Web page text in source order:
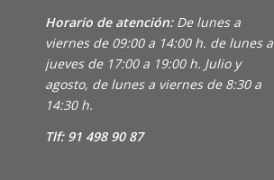
Horario de atención: De lunes a
viernes de 09:00 a 14:00 h. de lunes a
jueves de 17:00 a 19:00 h. Julio y
agosto, de lunes a viernes de 8:30 a
14:30 h.
Tlf: 91 498 90 87